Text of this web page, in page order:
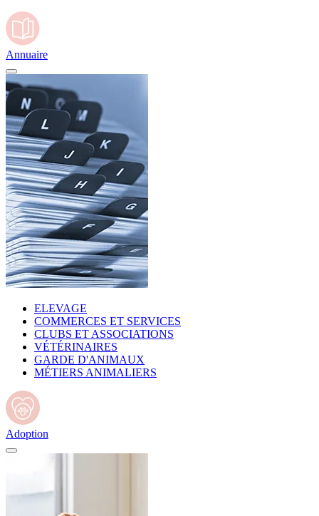
Annuaire
ELEVAGE
COMMERCES ET SERVICES
CLUBS ET ASSOCIATIONS
VÉTÉRINAIRES
GARDE D'ANIMAUX
MÉTIERS ANIMALIERS
Adoption